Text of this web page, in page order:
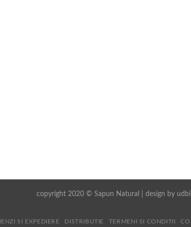
copyright 2020 © Sapun Natural | design by udbi
SI EXPEDIERE DISTRIBUTIE TERMENI SI CONDITII